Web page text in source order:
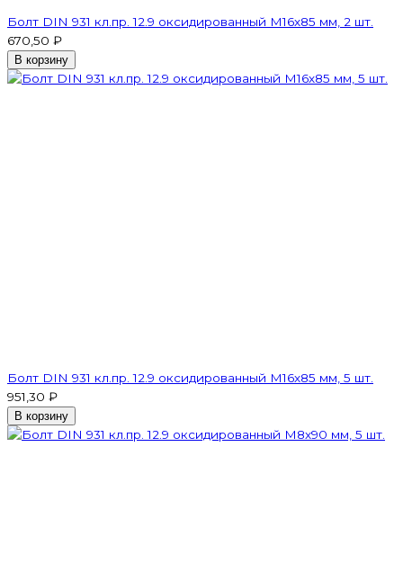
Болт DIN 931 кл.пр. 12.9 оксидированный M16х85 мм, 2 шт.
670,50 ₽
В корзину
Болт DIN 931 кл.пр. 12.9 оксидированный M16х85 мм, 5 шт.
951,30 ₽
В корзину